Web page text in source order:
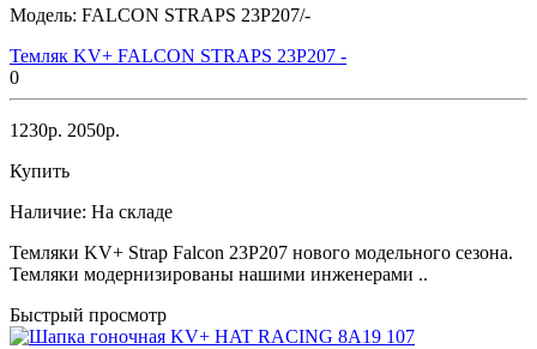
Модель: FALCON STRAPS 23P207/-
Темляк KV+ FALCON STRAPS 23P207 -
0
1230р. 2050р.
Купить
Наличие: На складе
Темляки KV+ Strap Falcon 23P207 нового модельного сезона.
Темляки модернизированы нашими инженерами ..
Быстрый просмотр